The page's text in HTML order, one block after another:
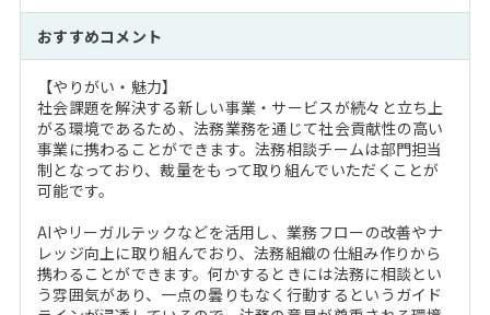
おすすめコメント
【やりがい・魅力】
社会課題を解決する新しい事業・サービスが続々と立ち上
がる環境であるため、法務業務を通じて社会貢献性の高い
事業に携わることができます。法務相談チームは部門担当
制となっており、裁量をもって取り組んでいただくことが
可能です。
AIやリーガルテックなどを活用し、業務フローの改善やナ
レッジ向上に取り組んでおり、法務組織の仕組み作りから
携わることができます。何かするときには法務に相談とい
う雰囲気があり、一点の曇りもなく行動するというガイド